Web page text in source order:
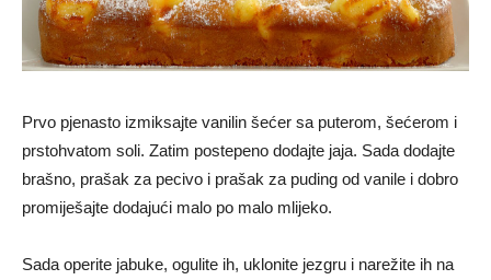
Prvo pjenasto izmiksajte vanilin šećer sa puterom, šećerom i
prstohvatom soli. Zatim postepeno dodajte jaja. Sada dodajte
brašno, prašak za pecivo i prašak za puding od vanile i dobro
promiješajte dodajući malo po malo mlijeko.
Sada operite jabuke, ogulite ih, uklonite jezgru i narežite ih na